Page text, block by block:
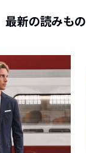
最新の読みもの